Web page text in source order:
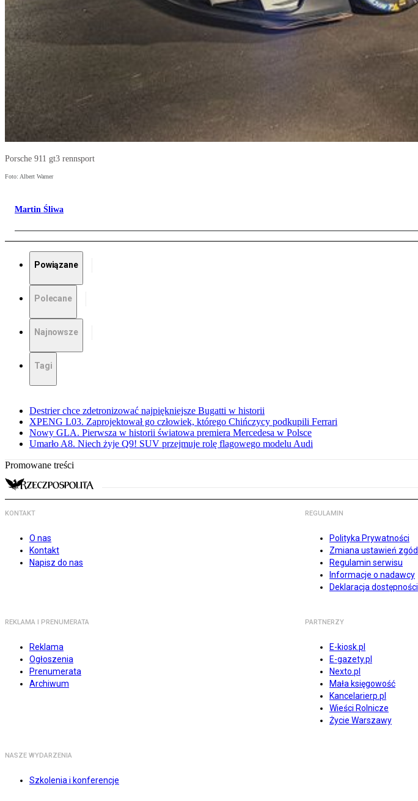
Porsche 911 gt3 rennsport
Foto: Albert Warner
Martin Śliwa
Powiązane
Polecane
Najnowsze
Tagi
Destrier chce zdetronizować najpiękniejsze Bugatti w historii
XPENG L03. Zaprojektował go człowiek, którego Chińczycy podkupili Ferrari
Nowy GLA. Pierwsza w historii światowa premiera Mercedesa w Polsce
Umarło A8. Niech żyje Q9! SUV przejmuje rolę flagowego modelu Audi
Promowane treści
KONTAKT
O nas
Kontakt
Napisz do nas
REGULAMIN
Polityka Prywatności
Zmiana ustawień zgód
Regulamin serwisu
Informacje o nadawcy
Deklaracja dostępności
REKLAMA I PRENUMERATA
Reklama
Ogłoszenia
Prenumerata
Archiwum
PARTNERZY
E-kiosk.pl
E-gazety.pl
Nexto.pl
Mała księgowość
Kancelarierp.pl
Wieści Rolnicze
Życie Warszawy
NASZE WYDARZENIA
Szkolenia i konferencje